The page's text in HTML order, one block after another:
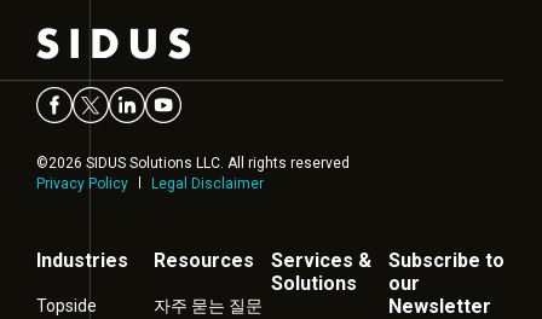
©2026 SIDUS Solutions LLC. All rights reserved
Privacy Policy
Legal Disclaimer
Industries
Topside
Resources
자주 묻는 질문
Services &
Solutions
Subscribe to
our
Newsletter